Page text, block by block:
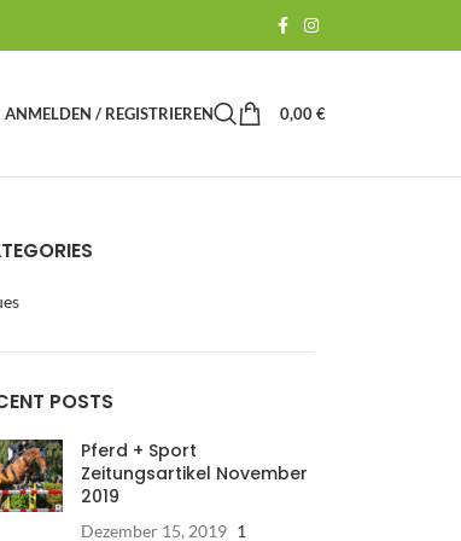
ANMELDEN / REGISTRIEREN 0,00€
POSTS
Pferd + Sport
Zeitungsartikel November
2019
Dezember 15, 2019 1